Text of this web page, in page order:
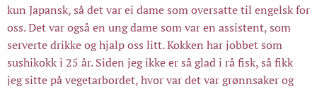
kun Japansk, så det var ei dame som oversatte til engelsk for
oss. Det var også en ung dame som var en assistent, som
serverte drikke og hjalp oss litt. Kokken har jobbet som
sushikokk i 25 år. Siden jeg ikke er så glad i rå fisk, så fikk
jeg sitte på vegetarbordet, hvor var det var grønnsaker og